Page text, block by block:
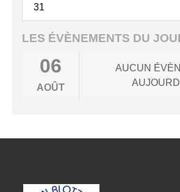
31
LES ÉVÈNEMENTS DU
06
AOÛT
AUCUN